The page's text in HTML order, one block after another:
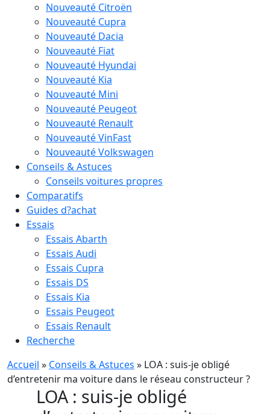
Nouveauté Citroën
Nouveauté Cupra
Nouveauté Dacia
Nouveauté Fiat
Nouveauté Hyundai
Nouveauté Kia
Nouveauté Mini
Nouveauté Peugeot
Nouveauté Renault
Nouveauté VinFast
Nouveauté Volkswagen
Conseils & Astuces
Conseils voitures propres
Comparatifs
Guides d?achat
Essais
Essais Abarth
Essais Audi
Essais Cupra
Essais DS
Essais Kia
Essais Peugeot
Essais Renault
Recherche
Accueil » Conseils & Astuces » LOA : suis-je obligé
d’entretenir ma voiture dans le réseau constructeur ?
LOA : suis-je obligé